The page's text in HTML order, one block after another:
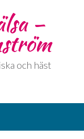
–
och häst